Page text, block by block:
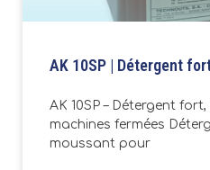
AK 10SP | Détergent
AK 10SP – Détergent
machines fermées
moussant pour